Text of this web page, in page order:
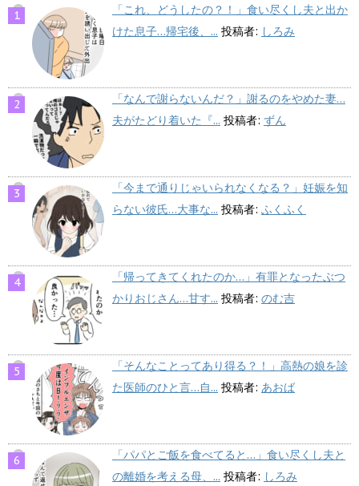
「これ、どうしたの？！」食い尽くし夫と出か
けた息子…帰宅後、... 投稿者: しろみ
「なんで謝らないんだ？」謝るのをやめた妻…
夫がたどり着いた『... 投稿者: ずん
「今まで通りじゃいられなくなる？」妊娠を知
らない彼氏…大事な... 投稿者: ふくふく
「帰ってきてくれたのか…」有罪となったぶつ
かりおじさん…甘す... 投稿者: のむ吉
「そんなことってあり得る？！」高熱の娘を診
た医師のひと言…自... 投稿者: あおば
「パパとご飯を食べてると…」食い尽くし夫と
の離婚を考える母、... 投稿者: しろみ